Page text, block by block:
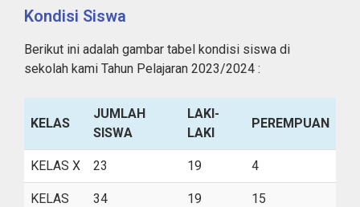
Kondisi Siswa
Berikut ini adalah gambar tabel kondisi siswa di
sekolah kami Tahun Pelajaran 2023/2024 :
KELAS
JUMLAH
SISWA
LAKI-
LAKI
PEREMPUAN
KELAS X 23 19 4
KELAS
34 19 15